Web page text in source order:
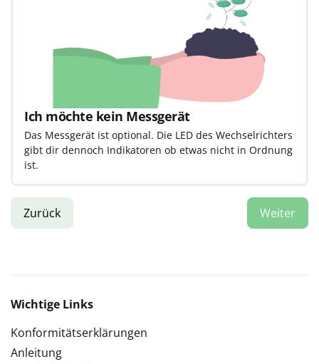
Ich möchte kein Messgerät
Das Messgerät ist optional. Die LED des Wechselrichters
gibt dir dennoch Indikatoren ob etwas nicht in Ordnung
ist.
Zurück
Wichtige Links
Konformitätserklärungen
Anleitung